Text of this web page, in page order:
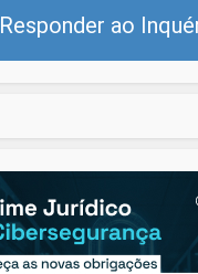
Responder ao